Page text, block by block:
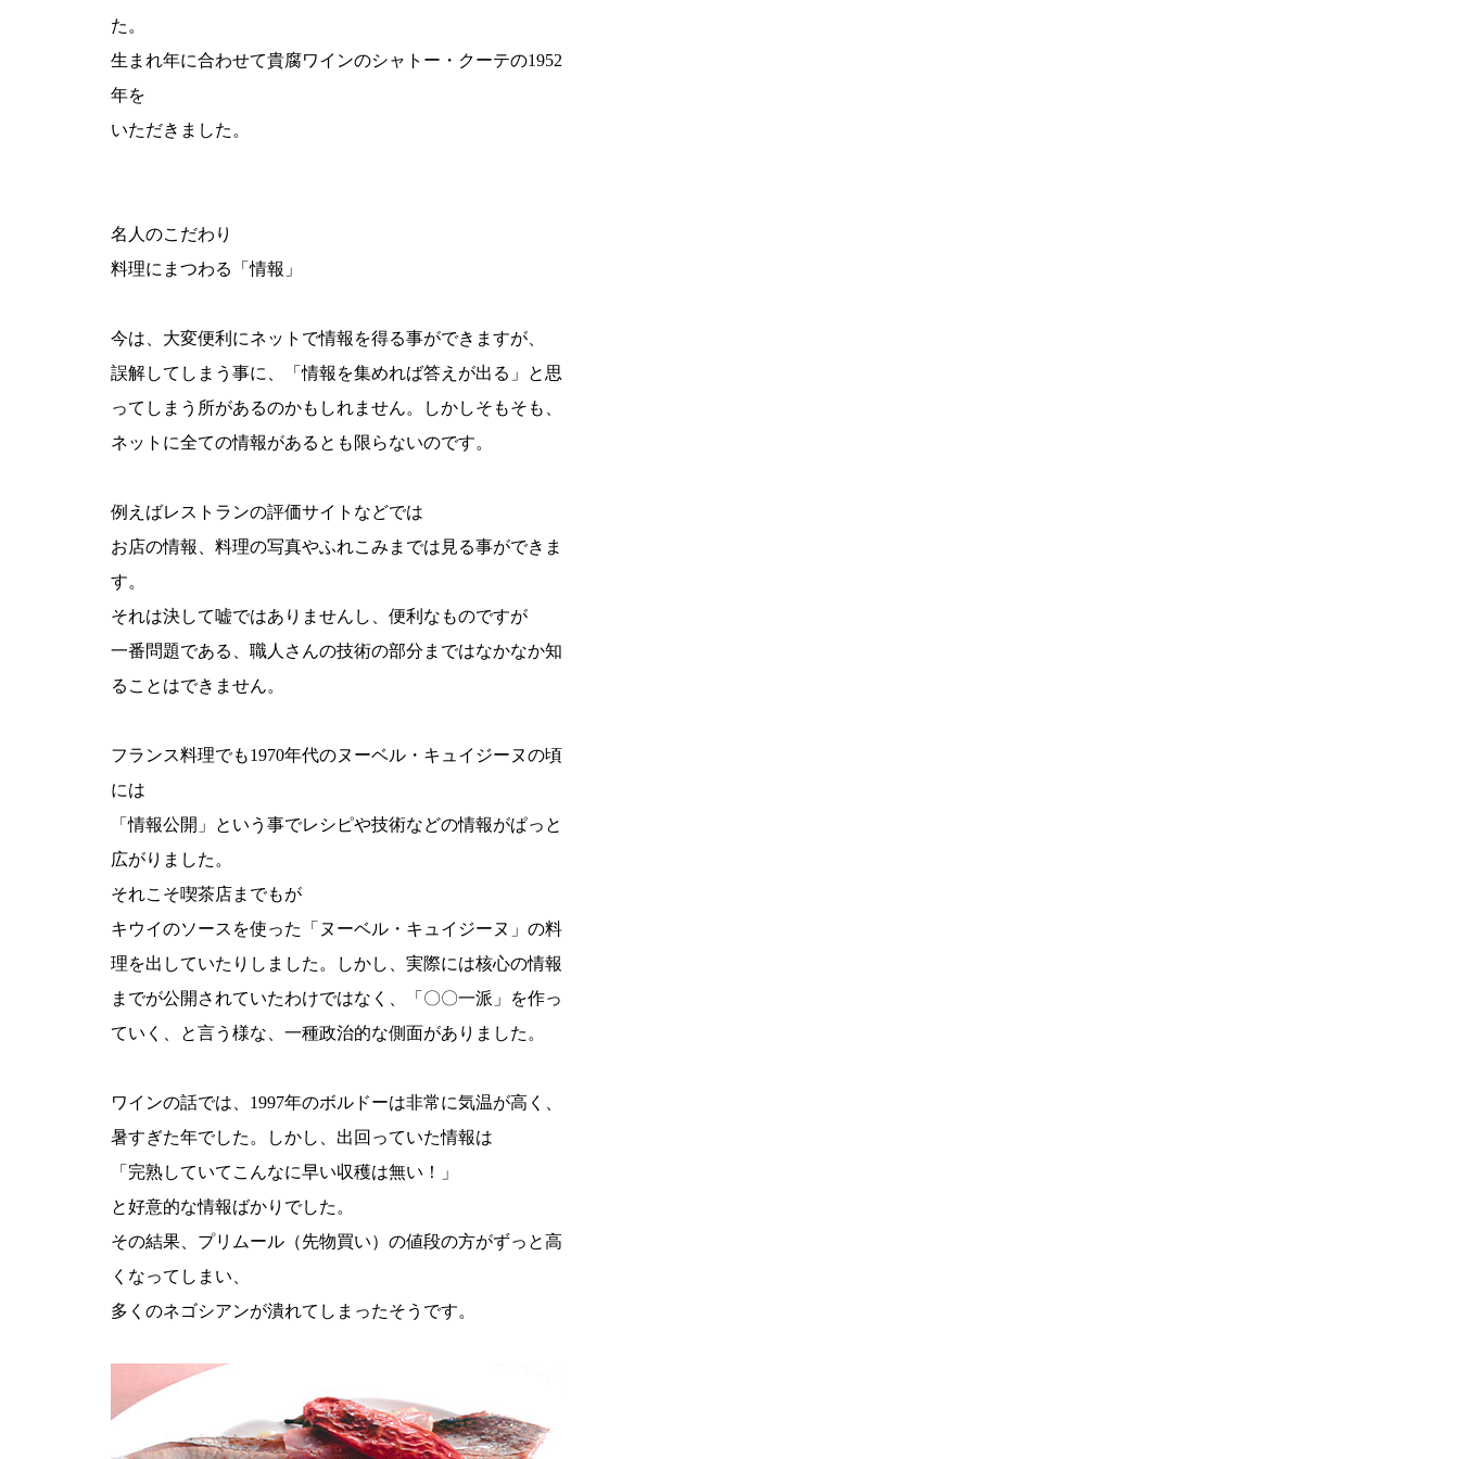
た。
生まれ年に合わせて貴腐ワインのシャトー・クーテの1952
年を
いただきました。
名人のこだわり
料理にまつわる「情報」
今は、大変便利にネットで情報を得る事ができますが、
誤解してしまう事に、「情報を集めれば答えが出る」と思
ってしまう所があるのかもしれません。しかしそもそも、
ネットに全ての情報があるとも限らないのです。
例えばレストランの評価サイトなどでは
お店の情報、料理の写真やふれこみまでは見る事ができま
す。
それは決して嘘ではありませんし、便利なものですが
一番問題である、職人さんの技術の部分まではなかなか知
ることはできません。
フランス料理でも1970年代のヌーベル・キュイジーヌの頃
には
「情報公開」という事でレシピや技術などの情報がぱっと
広がりました。
それこそ喫茶店までもが
キウイのソースを使った「ヌーベル・キュイジーヌ」の料
理を出していたりしました。しかし、実際には核心の情報
までが公開されていたわけではなく、「〇〇一派」を作っ
ていく、と言う様な、一種政治的な側面がありました。
ワインの話では、1997年のボルドーは非常に気温が高く、
暑すぎた年でした。しかし、出回っていた情報は
「完熟していてこんなに早い収穫は無い！」
と好意的な情報ばかりでした。
その結果、プリムール（先物買い）の値段の方がずっと高
くなってしまい、
多くのネゴシアンが潰れてしまったそうです。